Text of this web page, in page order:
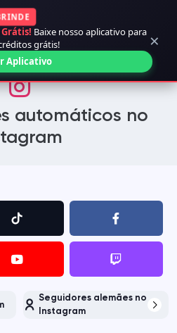
Baixe nosso aplicativo para
grátis!
Aplicativo
×
automáticos no
Seguidores alemães no
Instagram